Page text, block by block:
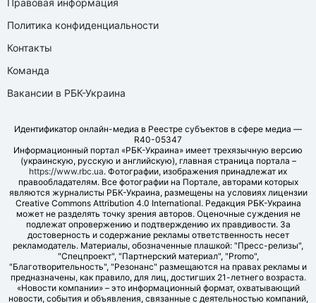
Политика конфиденциальности
Контакты
Команда
Вакансии в РБК-Украина
Идентификатор онлайн-медиа в Реестре субъектов в сфере медиа —
R40-05347
Информационный портал «РБК-Украина» имеет трехязычную версию
(украинскую, русскую и английскую), главная страница портала –
https://www.rbc.ua. Фотографии, изображения принадлежат их
правообладателям. Все фотографии на Портале, авторами которых
являются журналисты РБК-Украина, размещены на условиях лицензии
Creative Commons Attribution 4.0 International. Редакция РБК-Украина
может не разделять точку зрения авторов. Оценочные суждения не
подлежат опровержению и подтверждению их правдивости. За
достоверность и содержание рекламы ответственность несет
рекламодатель. Материалы, обозначенные плашкой: "Пресс-релизы",
"Спецпроект", "Партнерский материал", "Promo",
"Благотворительность", "Резонанс" размещаются на правах рекламы и
предназначены, как правило, для лиц, достигших 21-летнего возраста.
«Новости компании» – это информационный формат, охватывающий
новости, события и объявления, связанные с деятельностью компаний,